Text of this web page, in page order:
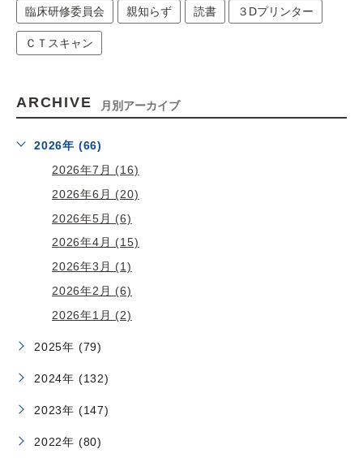
臨床研修委員会 親知らず 読書 ３Dプリンター
ＣＴスキャン
ARCHIVE 月別アーカイブ
2026年 (66)
2026年7月 (16)
2026年6月 (20)
2026年5月 (6)
2026年4月 (15)
2026年3月 (1)
2026年2月 (6)
2026年1月 (2)
2025年 (79)
2024年 (132)
2023年 (147)
2022年 (80)